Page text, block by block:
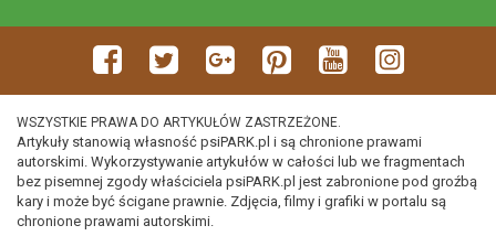
WSZYSTKIE PRAWA DO ARTYKUŁÓW ZASTRZEŻONE.
Artykuły stanowią własność psiPARK.pl i są chronione prawami
autorskimi. Wykorzystywanie artykułów w całości lub we fragmentach
bez pisemnej zgody właściciela psiPARK.pl jest zabronione pod groźbą
kary i może być ścigane prawnie. Zdjęcia, filmy i grafiki w portalu są
chronione prawami autorskimi.